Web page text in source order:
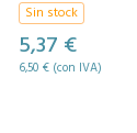
Sin stock
5,37 €
6,50 € (con IVA)